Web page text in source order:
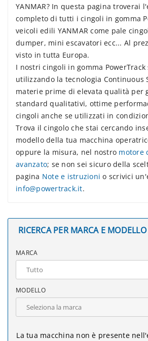
YANMAR? In questa pagina troverai
completo di tutti i cingoli in gomma
veicoli edili YANMAR come pale
dumper, mini escavatori ecc... Al
visto in tutta Europa.
I nostri cingoli in gomma
utilizzando la tecnologia Continuous
materie prime di elevata qualità per
standard qualitativi, ottime
cingoli anche se utilizzati in
Trova il cingolo che stai cercando
modello della tua macchina
oppure la misura, nel nostro motore
avanzato; se non sei sicuro della
pagina Note e istruzioni o scrivici
info@powertrack.it.
RICERCA PER MARCA E MODELLO
MARCA
MODELLO
La tua macchina non è presente